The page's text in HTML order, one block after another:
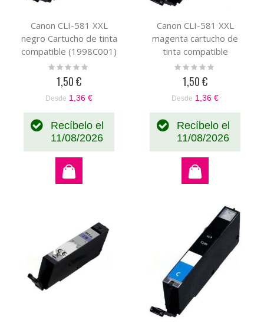
Canon CLI-581 XXL
negro Cartucho de tinta
compatible (1998C001)
Rating:
1,50 €
Desde 1,36 €
Recíbelo el
11/08/2026
Canon CLI-581 XXL
magenta cartucho de
tinta compatible
(1996C001)
Rating:
1,50 €
Desde 1,36 €
Recíbelo el
11/08/2026